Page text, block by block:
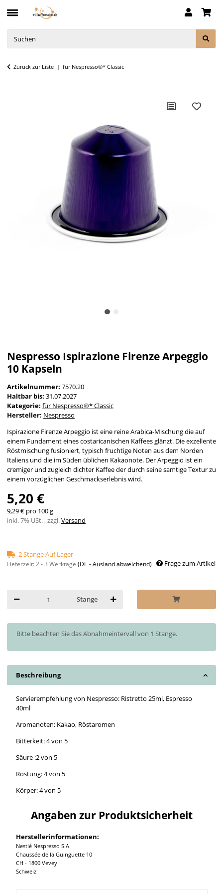
Zurück zur Liste für Nespresso®* Classic
Nespresso Ispirazione Firenze Arpeggio
10 Kapseln
Artikelnummer: 7570.20
Haltbar bis: 31.07.2027
Kategorie: für Nespresso®* Classic
Hersteller: Nespresso
Ispirazione Firenze Arpeggio ist eine reine Arabica-Mischung die auf
einem Fundament eines costaricanischen Kaffees glänzt. Die exzellente
Röstmischung fusioniert, typisch fruchtige Noten aus dem Norden
Italiens und die im Süden üblichen Kakaonote. Der Arpeggio ist ein
cremiger und zugleich dichter Kaffee der durch seine samtige Textur zu
einem vorzüglichen Geschmackserlebnis wird.
5,20 €
9,29 € pro 100 g
inkl. 7% USt. , zzgl.Versand
2 Stange Auf Lager
Lieferzeit:2 - 3 Werktage (DE - Ausland abweichend) Frage zum Artikel
Stange
x
Bitte beachten Sie das Abnahmeintervall von 1 Stange.
Beschreibung
Servierempfehlung von Nespresso: Ristretto 25ml, Espresso
40ml
Aromanoten: Kakao, Röstaromen
Bitterkeit: 4 von 5
Säure :2 von 5
Röstung: 4 von 5
Körper: 4 von 5
Angaben zur Produktsicherheit
Herstellerinformationen:
Nestlé Nespresso S.A.
Chaussée de la Guinguette 10
CH - 1800 Vevey
Schweiz